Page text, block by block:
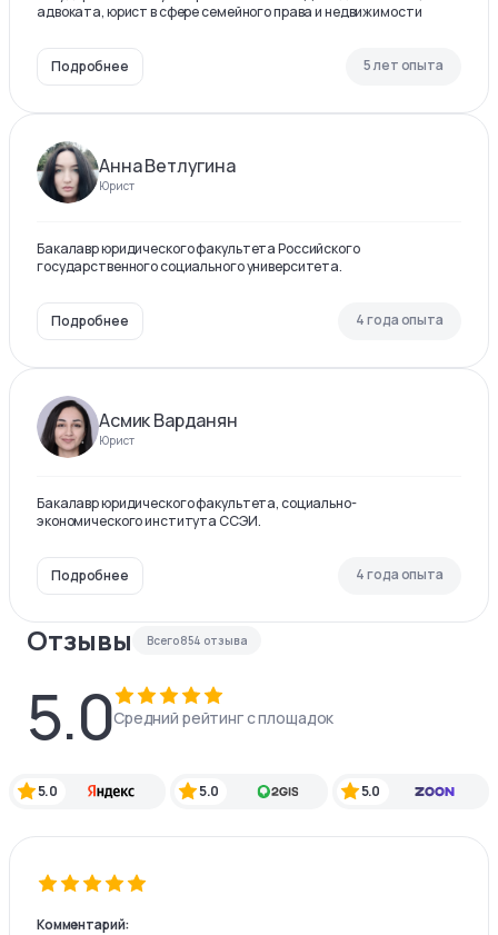
адвоката, юрист в сфере семейного права и недвижимости
Подробнее 5 лет опыта
Анна Ветлугина
Юрист
Бакалавр юридического факультета Российского
государственного социального университета.
Подробнее 4 года опыта
Асмик Варданян
Юрист
Бакалавр юридического факультета, социально-
экономического института ССЭИ.
Подробнее 4 года опыта
Отзывы Всего854 отзыва
5.0Средний рейтинг с площадок
5.0 5.0 5.0
Комментарий: